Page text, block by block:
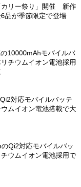
カリー祭り」開催 新作
品が季節限定で登場
10000mAhモバイルバ
チウムイオン電池採用
対応モバイルバッテ
ムイオン電池搭載で大
Qi2対応モバイルバッ
ウムイオン電池採用で